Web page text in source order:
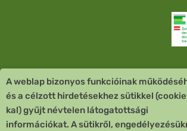
Vevőszolgálat
Quick Links
A weblap bizonyos funkcióinak
és a célzott hirdetésekhez sütikkel
kal) gyűjt névtelen látogatottsági
információkat. A sütikről,